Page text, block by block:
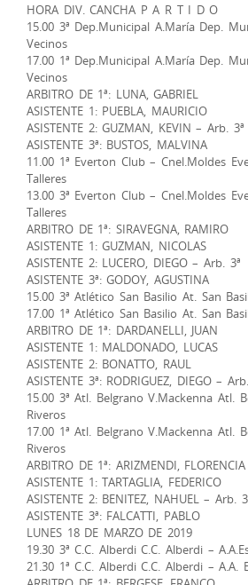
HORA DIV. CANCHA P A R T I D O
15.00 3ª Dep.Municipal A.María Dep.
Vecinos
17.00 1ª Dep.Municipal A.María Dep.
Vecinos
ARBITRO DE 1ª: LUNA, GABRIEL
ASISTENTE 1: PUEBLA, MAURICIO
ASISTENTE 2: GUZMAN, KEVIN – Arb. 3ª
ASISTENTE 3ª: BUSTOS, MALVINA
11.00 1ª Everton Club – Cnel.Moldes
Talleres
13.00 3ª Everton Club – Cnel.Moldes
Talleres
ARBITRO DE 1ª: SIRAVEGNA, RAMIRO
ASISTENTE 1: GUZMAN, NICOLAS
ASISTENTE 2: LUCERO, DIEGO – Arb. 3ª
ASISTENTE 3ª: GODOY, AGUSTINA
15.00 3ª Atlético San Basilio At. San
17.00 1ª Atlético San Basilio At. San
ARBITRO DE 1ª: DARDANELLI, JUAN
ASISTENTE 1: MALDONADO, LUCAS
ASISTENTE 2: BONATTO, RAUL
ASISTENTE 3ª: RODRIGUEZ, DIEGO –
15.00 3ª Atl. Belgrano V.Mackenna Atl.
Riveros
17.00 1ª Atl. Belgrano V.Mackenna Atl.
Riveros
ARBITRO DE 1ª: ARIZMENDI, FLORENCIA
ASISTENTE 1: TARTAGLIA, FEDERICO
ASISTENTE 2: BENITEZ, NAHUEL – Arb.
ASISTENTE 3ª: FALCATTI, PABLO
LUNES 18 DE MARZO DE 2019
19.30 3ª C.C. Alberdi C.C. Alberdi –
21.30 1ª C.C. Alberdi C.C. Alberdi – A.A.